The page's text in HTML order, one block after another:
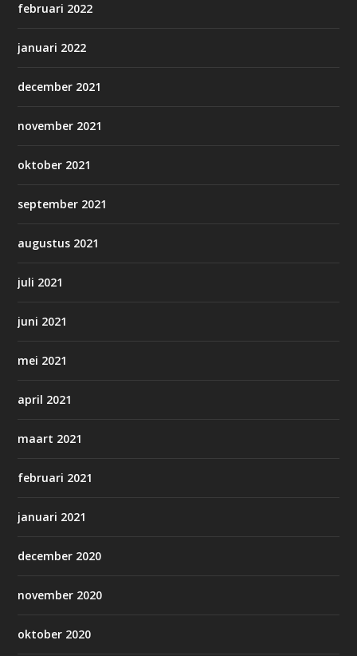
februari 2022
januari 2022
december 2021
november 2021
oktober 2021
september 2021
augustus 2021
juli 2021
juni 2021
mei 2021
april 2021
maart 2021
februari 2021
januari 2021
december 2020
november 2020
oktober 2020